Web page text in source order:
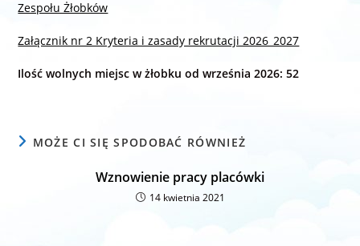
Zespołu Żłobków
Załącznik nr 2 Kryteria i zasady rekrutacji 2026_2027
Ilość wolnych miejsc w żłobku od września 2026: 52
MOŻE CI SIĘ SPODOBAĆ RÓWNIEŻ
Wznowienie pracy placówki
14 kwietnia 2021